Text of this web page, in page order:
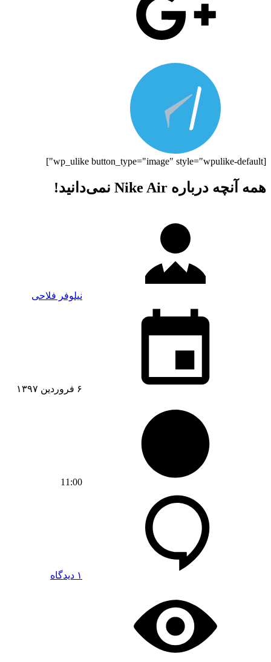
[wp_ulike button_type="image" style="wpulike-default"]
همه آنچه درباره Nike Air نمی‌دانید!
نیلوفر فلاحی
۶ فروردین ۱۳۹۷
11:00
۱ دیدگاه